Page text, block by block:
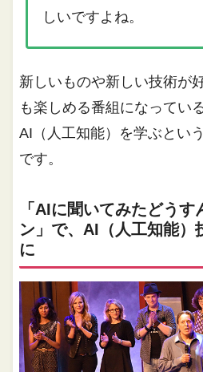
しいですよね。
新しいものや新しい技術が
も楽しめる番組になってい
AI（人工知能）を学ぶとい
です。
「AIに聞いてみたどう
ン」で、AI（人工知能）
に